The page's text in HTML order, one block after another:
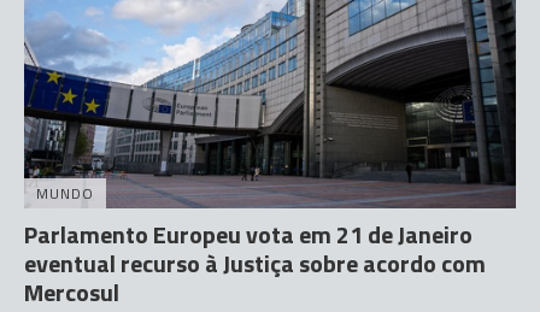
MUNDO
Parlamento Europeu vota em 21 de Janeiro
eventual recurso à Justiça sobre acordo com
Mercosul